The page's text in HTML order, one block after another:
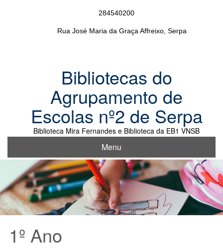
284540200
Rua José Maria da Graça Affreixo, Serpa
Bibliotecas do
Agrupamento de
Escolas nº2 de Serpa
Biblioteca Mira Fernandes e Biblioteca da EB1 VNSB
Menu
1º Ano